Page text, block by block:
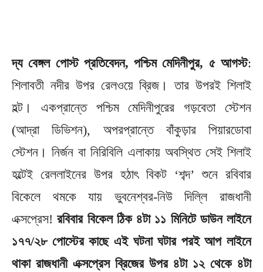
দ্য বেঙ্গল পোস্ট প্রতিবেদন, পশ্চিম মেদিনীপুর, ৫ আগস্ট:
শিলাবতী নদীর উপর রেলওয়ে ব্রিজ। তার উপরই শিলাই
হল্ট। একপ্রান্তে পশ্চিম মেদিনীপুরের গড়বেতা স্টেশন
(আদ্রা ডিভিশন), অপরপ্রান্তে বাঁকুড়ার পিয়ারডোবা
স্টেশন। নির্জন বা নিরিবিলি এলাকায় অবস্থিত সেই শিলাই
হল্টেই রেললাইনের উপর হঠাৎ বিকট ‘শব্দ’ শুনে রবিবার
বিকেলে থমকে যায় ভুবনেশ্বর-নিউ দিল্লি রাজধানী
এক্সপ্রেস!রবিবার বিকেল ঠিক ৪টা ১১ মিনিটে ডাউন লাইনে
১৭৭/২৮ পোস্টের কাছে এই ঘটনা ঘটার পরই আপ লাইনে
থাকা রাজধানী এক্সপ্রেস ব্রিজের উপর ৪টা ১২ থেকে ৪টা